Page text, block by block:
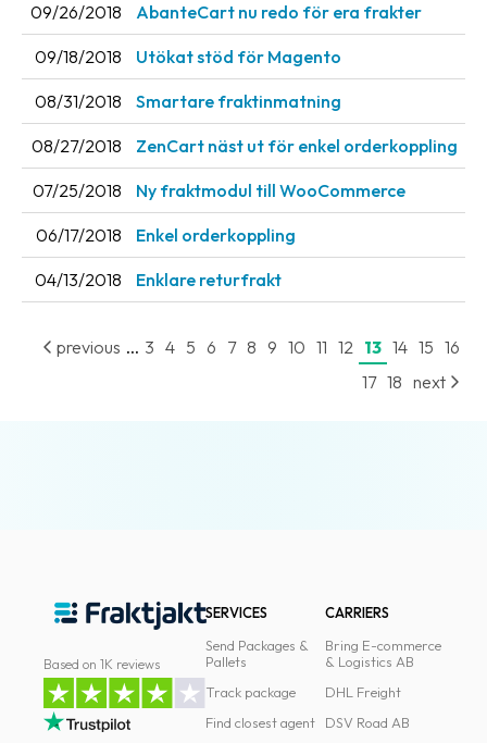
Terms
Terms
and
conditions
Privacy
Prohibited
and
dangerous
content
09/26/2018 AbanteCart nu redo för era frakter
09/18/2018 Utökat stöd för Magento
08/31/2018 Smartare fraktinmatning
08/27/2018 ZenCart näst ut för enkel orderkoppling
07/25/2018 Ny fraktmodul till WooCommerce
06/17/2018 Enkel orderkoppling
04/13/2018 Enklare returfrakt
previous ... 3 4 5 6 7 8 9 10 11 12 13 14 15 16
17 18 next
Based on 1K reviews
SERVICES
Send Packages &
Pallets
Track package
Find closest agent
CARRIERS
Bring E-commerce
& Logistics AB
DHL Freight
DSV Road AB